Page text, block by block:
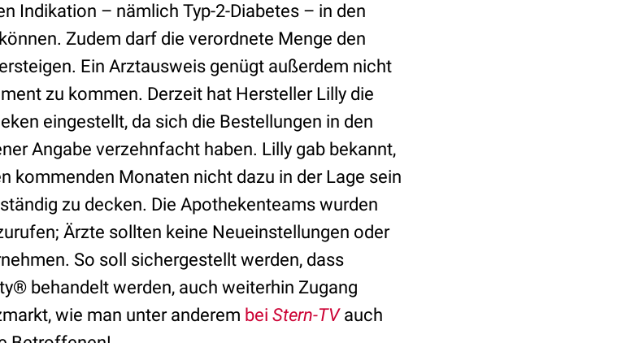
Indikation – nämlich Typ-2-Diabetes – in den
Zudem darf die verordnete Menge den
Ein Arztausweis genügt außerdem nicht
zu kommen. Derzeit hat Hersteller Lilly die
eingestellt, da sich die Bestellungen in den
Angabe verzehnfacht haben. Lilly gab bekannt,
kommenden Monaten nicht dazu in der Lage sein
zu decken. Die Apothekenteams wurden
Ärzte sollten keine Neueinstellungen oder
So soll sichergestellt werden, dass
behandelt werden, auch weiterhin Zugang
wie man unter anderem bei Stern-TVauch